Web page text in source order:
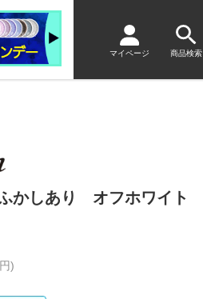
マイページ 商品検索
かしあり オフホワイト
)